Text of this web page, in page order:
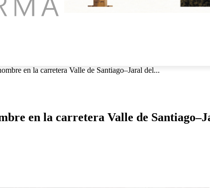
en la carretera Valle de Santiago–Jaral del...
en la carretera Valle de